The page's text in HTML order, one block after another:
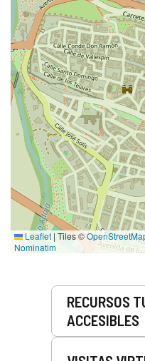
Leaflet | Tiles ©
Nominatim
RECURSOS
ACCESIBLES